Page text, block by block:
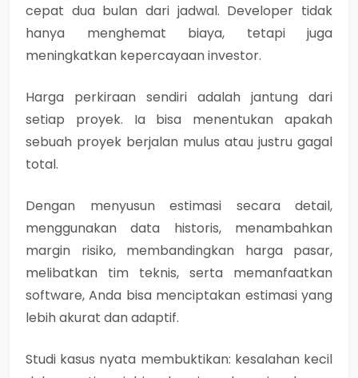
cepat dua bulan dari jadwal. Developer tidak
hanya menghemat biaya, tetapi juga
meningkatkan kepercayaan investor.
Harga perkiraan sendiri adalah jantung dari
setiap proyek. Ia bisa menentukan apakah
sebuah proyek berjalan mulus atau justru gagal
total.
Dengan menyusun estimasi secara detail,
menggunakan data historis, menambahkan
margin risiko, membandingkan harga pasar,
melibatkan tim teknis, serta memanfaatkan
software, Anda bisa menciptakan estimasi yang
lebih akurat dan adaptif.
Studi kasus nyata membuktikan: kesalahan kecil